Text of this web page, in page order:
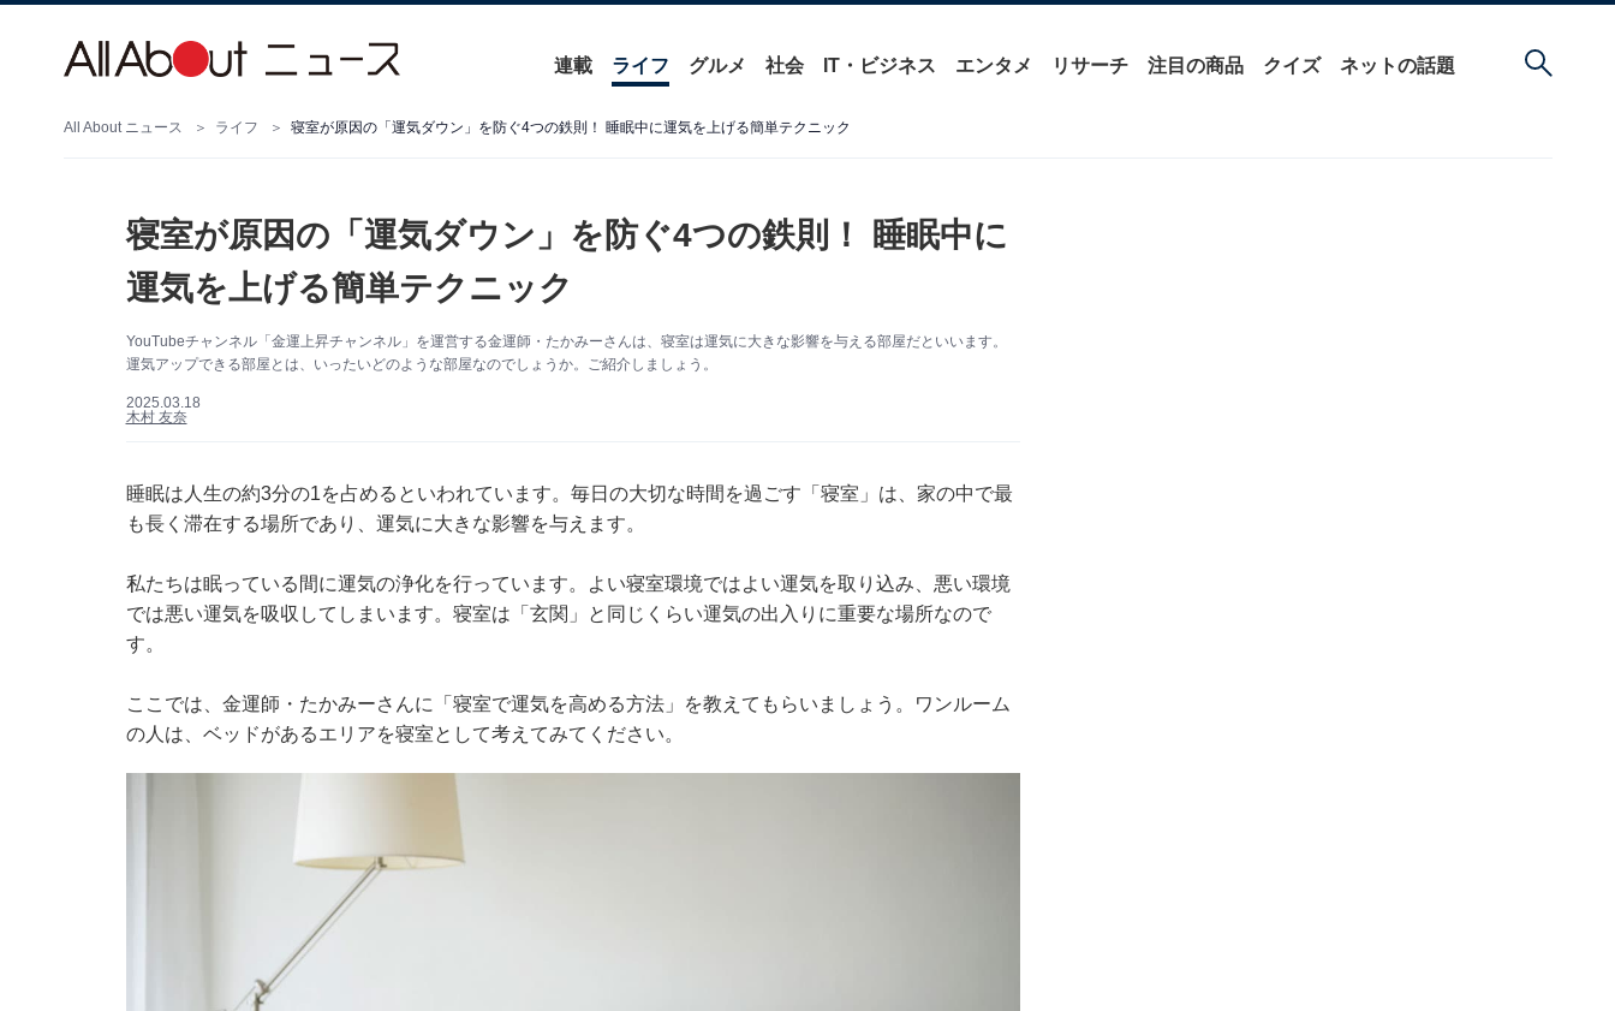
連載 ライフ グルメ 社会 IT・ビジネス エンタメ リサーチ 注目の商品 クイズ ネットの話題
All About ニュース ライフ 寝室が原因の「運気ダウン」を防ぐ4つの鉄則！ 睡眠中に運気を上げる簡単テクニック
寝室が原因の「運気ダウン」を防ぐ4つの鉄則！ 睡眠中に
運気を上げる簡単テクニック
YouTubeチャンネル「金運上昇チャンネル」を運営する金運師・たかみーさんは、寝室は運気に大きな影響を与える部屋だといいます。
運気アップできる部屋とは、いったいどのような部屋なのでしょうか。ご紹介しましょう。
2025.03.18
木村 友奈
睡眠は人生の約3分の1を占めるといわれています。毎日の大切な時間を過ごす「寝室」は、家の中で最
も長く滞在する場所であり、運気に大きな影響を与えます。
私たちは眠っている間に運気の浄化を行っています。よい寝室環境ではよい運気を取り込み、悪い環境
では悪い運気を吸収してしまいます。寝室は「玄関」と同じくらい運気の出入りに重要な場所なので
す。
ここでは、金運師・たかみーさんに「寝室で運気を高める方法」を教えてもらいましょう。ワンルーム
の人は、ベッドがあるエリアを寝室として考えてみてください。